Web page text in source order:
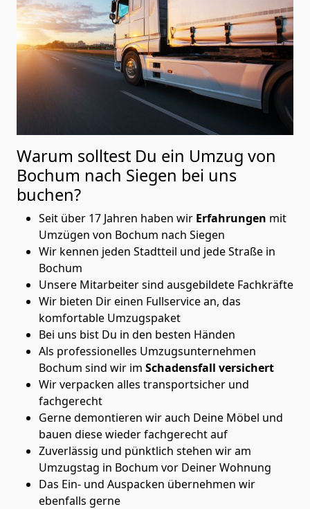
Warum solltest Du ein Umzug von
Bochum nach Siegen bei uns
buchen?
Seit über 17 Jahren haben wir Erfahrungen mit
Umzügen von Bochum nach Siegen
Wir kennen jeden Stadtteil und jede Straße in
Bochum
Unsere Mitarbeiter sind ausgebildete Fachkräfte
Wir bieten Dir einen Fullservice an, das
komfortable Umzugspaket
Bei uns bist Du in den besten Händen
Als professionelles Umzugsunternehmen
Bochum sind wir im Schadensfall versichert
Wir verpacken alles transportsicher und
fachgerecht
Gerne demontieren wir auch Deine Möbel und
bauen diese wieder fachgerecht auf
Zuverlässig und pünktlich stehen wir am
Umzugstag in Bochum vor Deiner Wohnung
Das Ein- und Auspacken übernehmen wir
ebenfalls gerne